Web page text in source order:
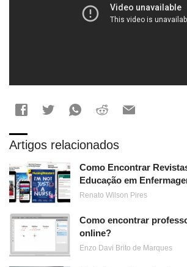
Artigos relacionados
Como Encontrar
Educação em
Renato Wilson Pires
Como encontrar
online?
Enzo Davi Brito de Marques